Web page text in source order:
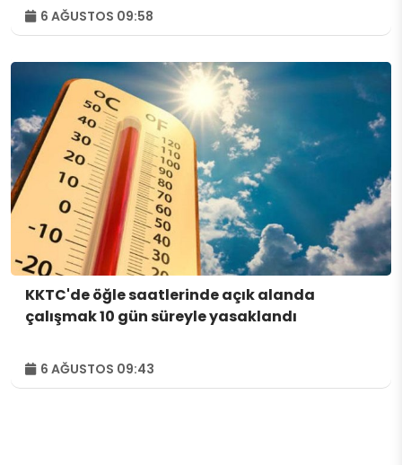
6 AĞUSTOS 09:58
KKTC'de öğle saatlerinde açık alanda
çalışmak 10 gün süreyle yasaklandı
6 AĞUSTOS 09:43